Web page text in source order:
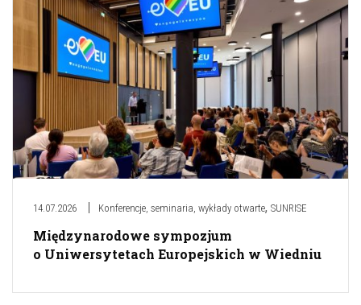
14.07.2026 Konferencje, seminaria, wykłady otwarte, SUNRISE
Międzynarodowe sympozjum
o Uniwersytetach Europejskich w Wiedniu